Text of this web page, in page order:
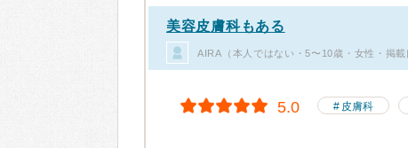
美容皮膚科もある
AIRA（本人ではない・5〜10歳・女性・掲載
5.0 皮膚科